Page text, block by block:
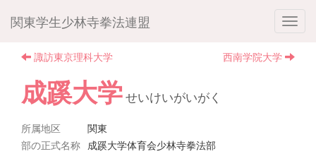
関東学生少林寺拳法連盟
諏訪東京理科大学 西南学院大学
成蹊大学せいけいがいがく
所属地区
関東
部の正式名称 成蹊大学体育会少林寺拳法部